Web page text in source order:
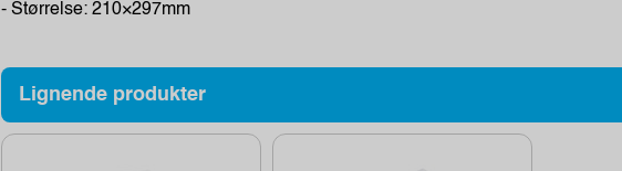
- Størrelse: 210×297mm
Lignende produkter